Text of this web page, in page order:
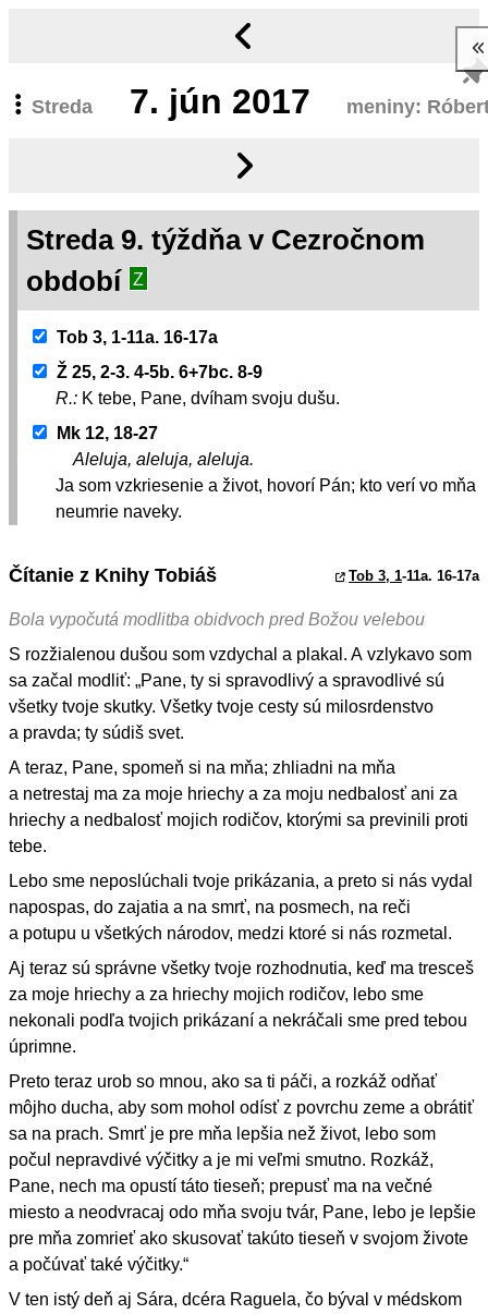
Streda 7. jún 2017 meniny:
Streda 9. týždňa v Cezročnom
období
Z
Tob 3, 1-11a. 16-17a
Ž 25, 2-3. 4-5b. 6+7bc. 8-9
R.: K tebe, Pane, dvíham svoju dušu.
Mk 12, 18-27
Aleluja, aleluja, aleluja.
Ja som vzkriesenie a život, hovorí Pán; kto verí vo mňa
neumrie naveky.
Čítanie z Knihy Tobiáš Tob 3, 1-11a. 16-17a
Bola vypočutá modlitba obidvoch pred Božou velebou
S rozžialenou dušou som vzdychal a plakal. A vzlykavo som
sa začal modliť: „Pane, ty si spravodlivý a spravodlivé sú
všetky tvoje skutky. Všetky tvoje cesty sú milosrdenstvo
a pravda; ty súdiš svet.
A teraz, Pane, spomeň si na mňa; zhliadni na mňa
a netrestaj ma za moje hriechy a za moju nedbalosť ani za
hriechy a nedbalosť mojich rodičov, ktorými sa previnili proti
tebe.
Lebo sme neposlúchali tvoje prikázania, a preto si nás vydal
napospas, do zajatia a na smrť, na posmech, na reči
a potupu u všetkých národov, medzi ktoré si nás rozmetal.
Aj teraz sú správne všetky tvoje rozhodnutia, keď ma tresceš
za moje hriechy a za hriechy mojich rodičov, lebo sme
nekonali podľa tvojich prikázaní a nekráčali sme pred tebou
úprimne.
Preto teraz urob so mnou, ako sa ti páči, a rozkáž odňať
môjho ducha, aby som mohol odísť z povrchu zeme a obrátiť
sa na prach. Smrť je pre mňa lepšia než život, lebo som
počul nepravdivé výčitky a je mi veľmi smutno. Rozkáž,
Pane, nech ma opustí táto tieseň; prepusť ma na večné
miesto a neodvracaj odo mňa svoju tvár, Pane, lebo je lepšie
pre mňa zomrieť ako skusovať takúto tieseň v svojom živote
a počúvať také výčitky.“
V ten istý deň aj Sára, dcéra Raguela, čo býval v médskom